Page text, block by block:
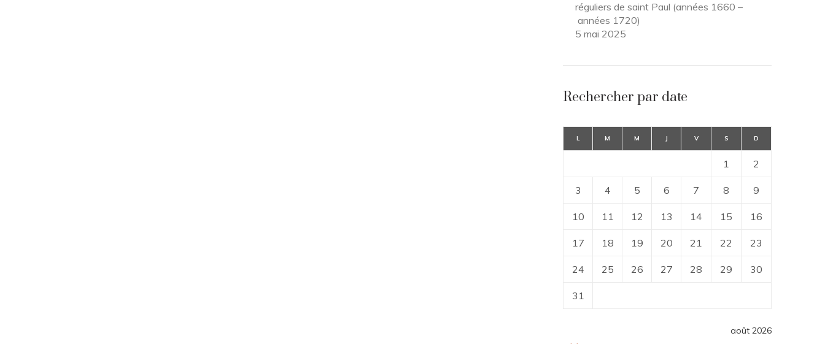
réguliers de saint Paul (années 1660 –
années 1720)
5 mai 2025
Rechercher par date
août 2026
L M M J V S D
1 2
3 4 5 6 7 8 9
10 11 12 13 14 15 16
17 18 19 20 21 22 23
24 25 26 27 28 29 30
31